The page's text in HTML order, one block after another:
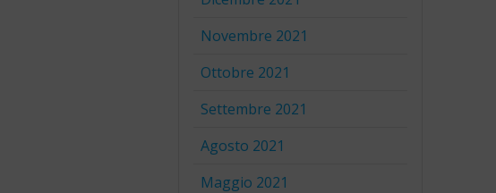
Novembre 2021
Ottobre 2021
Settembre 2021
Agosto 2021
Maggio 2021